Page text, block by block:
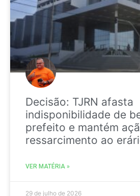
Decisão: TJRN afasta
indisponibilidade de
prefeito e mantém
ressarcimento ao
VER MATÉRIA »
29 de julho de 2026